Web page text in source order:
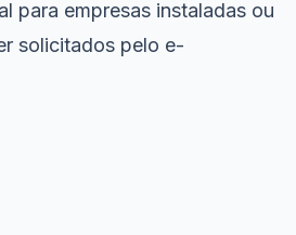
para empresas instaladas ou
solicitados pelo e-